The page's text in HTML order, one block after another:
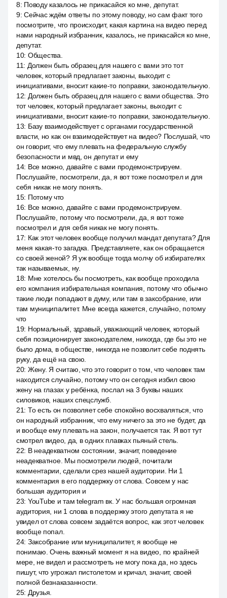
8: Поводу казалось не прикасайся ко мне, депутат.
9:Сейчас ждём ответы по этому поводу, но сам факт того
посмотрите, что происходит, какая картина на видео перед
нами народный избранник, казалось, не прикасайся ко мне,
депутат.
10: Общества.
11: Должен быть образец для нашего с вами это тот
человек, который предлагает законы, выходит с
инициативами, вносит какие-то поправки, законодательную.
12: Должен быть образец для нашего с вами общества. Это
тот человек, который предлагает законы, выходит с
инициативами, вносит какие-то поправки, законодательную.
13: Базу взаимодействует с органами государственной
власти, но как он взаимодействует на видео? Послушай, что
он говорит, что ему плевать на федеральную службу
безопасности и мвд, он депутат и ему
14: Все можно, давайте с вами продемонстрируем.
Послушайте, посмотрели, да, я вот тоже посмотрел и для
себя никак не могу понять.
15: Потому что
16: Все можно, давайте с вами продемонстрируем.
Послушайте, потому что посмотрели, да, я вот тоже
посмотрел и для себя никак не могу понять.
17: Как этот человек вообще получил мандат депутата? Для
меня какая-то загадка. Представляете, как он обращается
со своей женой? Я уж вообще тогда молчу об избирателях
так называемых, ну.
18: Мне хотелось бы посмотреть, как вообще проходила
его компания избирательная компания, потому что обычно
такие люди попадают в думу, или там в заксобрание, или
там муниципалитет. Мне всегда кажется, случайно, потому
что
19: Нормальный, здравый, уважающий человек, который
себя позиционирует законодателем, никогда, где бы это не
было дома, в обществе, никогда не позволит себе поднять
руку, да ещё на свою.
20: Жену. Я считаю, что это говорит о том, что человек там
находится случайно, потому что он сегодня избил свою
жену на глазах у ребёнка, послал на 3 буквы наших
силовиков, наших спецслужб.
21: То есть он позволяет себе спокойно восхваляться, что
он народный избранник, что ему ничего за это не будет, да
и вообще ему плевать на закон, получается так. Я вот тут
смотрел видео, да, в одних плавках пьяный стель.
22: В неадекватном состоянии, значит, поведение
неадекватное. Мы посмотрели людей, почитали
комментарии, сделали срез нашей аудитории. Ни 1
комментария в его поддержку от слова. Совсем у нас
большая аудитория и
23: YouTube и там telegram вк. У нас большая огромная
аудитория, ни 1 слова в поддержку этого депутата я не
увидел от слова совсем задаётся вопрос, как этот человек
вообще попал.
24: Заксобрание или муниципалитет, я вообще не
понимаю. Очень важный момент я на видео, по крайней
мере, не видел и рассмотреть не могу пока да, но здесь
пишут, что угрожал пистолетом и кричал, значит, своей
полной безнаказанности.
25: Друзья.